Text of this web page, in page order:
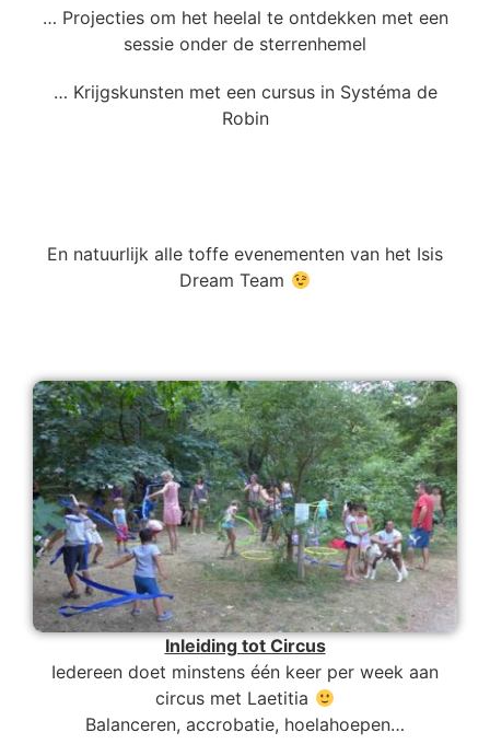
… Projecties om het heelal te ontdekken met een
sessie onder de sterrenhemel
… Krijgskunsten met een cursus in Systéma de
Robin
En natuurlijk alle toffe evenementen van het Isis
Dream Team
Inleiding tot Circus
Iedereen doet minstens één keer per week aan
circus met Laetitia
Balanceren, accrobatie, hoelahoepen…